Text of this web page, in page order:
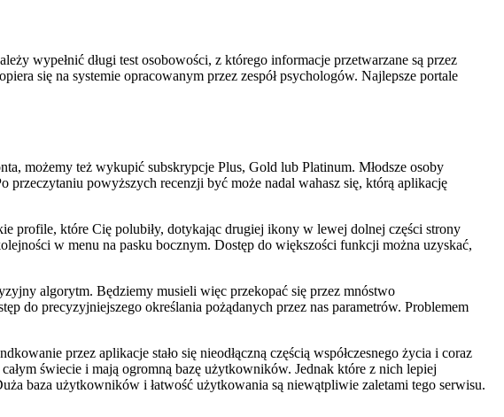
wypełnić długi test osobowości, z którego informacje przetwarzane są przez
się na systemie opracowanym przez zespół psychologów. Najlepsze portale
możemy też wykupić subskrypcje Plus, Gold lub Platinum. Młodsze osoby
powyższych recenzji być może nadal wahasz się, którą aplikację
profile, które Cię polubiły, dotykając drugiej ikony w lewej dolnej części strony
w menu na pasku bocznym. Dostęp do większości funkcji można uzyskać,
algorytm. Będziemy musieli więc przekopać się przez mnóstwo
do precyzyjniejszego określania pożądanych przez nas parametrów. Problemem
przez aplikacje stało się nieodłączną częścią współczesnego życia i coraz
świecie i mają ogromną bazę użytkowników. Jednak które z nich lepiej
baza użytkowników i łatwość użytkowania są niewątpliwie zaletami tego serwisu.